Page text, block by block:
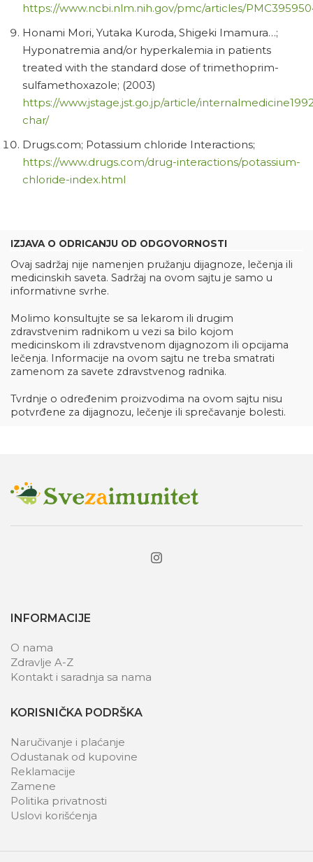
https://www.ncbi.nlm.nih.gov/pmc/articles/
Honami Mori, Yutaka Kuroda, Shigeki Imamura…;
Hyponatremia and/or hyperkalemia in patients
treated with the standard dose of trimethoprim-
sulfamethoxazole; (2003)
https://www.jstage.jst.go.jp/article/
char/
Drugs.com; Potassium chloride Interactions;
https://www.drugs.com/drug-interactions/potassium-
chloride-index.html
IZJAVA O ODRICANJU OD ODGOVORNOSTI
Ovaj sadržaj nije namenjen pružanju dijagnoze, lečenja ili
medicinskih saveta. Sadržaj na ovom sajtu je samo u
informativne svrhe.
Molimo konsultujte se sa lekarom ili drugim
zdravstvenim radnikom u vezi sa bilo kojom
medicinskom ili zdravstvenom dijagnozom ili opcijama
lečenja. Informacije na ovom sajtu ne treba smatrati
zamenom za savete zdravstvenog radnika.
Tvrdnje o određenim proizvodima na ovom sajtu nisu
potvrđene za dijagnozu, lečenje ili sprečavanje bolesti.
INFORMACIJE
O nama
Zdravlje A-Z
Kontakt i saradnja sa nama
KORISNIČKA PODRŠKA
Naručivanje i plaćanje
Odustanak od kupovine
Reklamacije
Zamene
Politika privatnosti
Uslovi korišćenja